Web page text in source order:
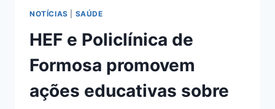
NOTÍCIAS SAÚDE
HEF e Policlínica de
Formosa promovem
ações educativas sobre